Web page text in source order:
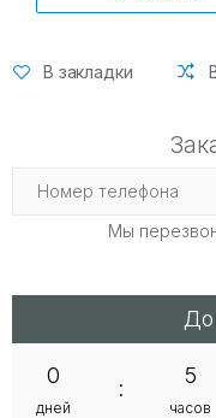
В закладки
Мы
До
0
дней
:
5
часов